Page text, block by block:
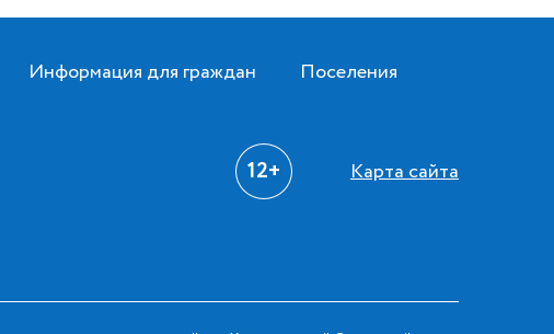
Информация для граждан Поселения
12+ Карта сайта